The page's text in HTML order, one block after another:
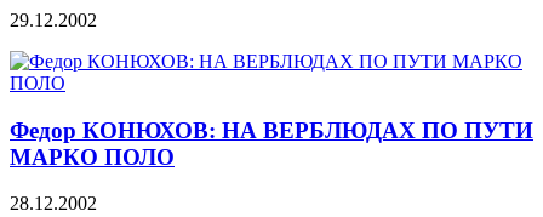
29.12.2002
Федор КОНЮХОВ: НА ВЕРБЛЮДАХ ПО ПУТИ
МАРКО ПОЛО
28.12.2002